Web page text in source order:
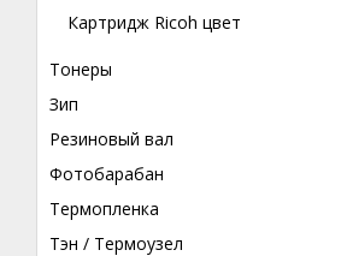
Картридж Ricoh цвет
Тонеры
Зип
Резиновый вал
Фотобарабан
Термопленка
Тэн / Термоузел